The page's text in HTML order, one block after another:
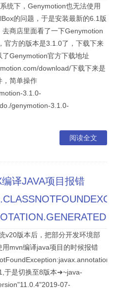
统下，Genymotion也无法使用
的问题，于是安装最新的6.1版
去商店里面看了一下Genymotion
官方的版本是3.1.0了，下载下来
了Genymotion官方下载地址
download/下载下来是
，简单操作
3.1.0-
genymotion-3.1.0-
阅读全文
译JAVA项目报错
v20版本后，把部分开发环境部
用mvn编译java项目的时候报错
于是切换至8版本➜~java-
07-